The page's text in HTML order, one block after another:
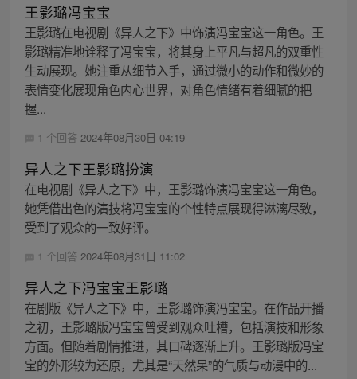
王影璐冯宝宝
王影璐在电视剧《异人之下》中饰演冯宝宝这一角色。王
影璐精准地诠释了冯宝宝，将其身上平凡与超凡的双重性
生动展现。她注重从细节入手，通过微小的动作和微妙的
表情变化展现角色内心世界，对角色情绪有着细腻的把
握...
1 个回答 2024年08月30日 04:19
异人之下王影璐扮演
在电视剧《异人之下》中，王影璐饰演冯宝宝这一角色。
她凭借出色的演技将冯宝宝的个性特点展现得淋漓尽致，
受到了观众的一致好评。
1 个回答 2024年08月31日 11:02
异人之下冯宝宝王影璐
在剧版《异人之下》中，王影璐饰演冯宝宝。在作品开播
之初，王影璐版冯宝宝曾受到观众吐槽，包括演技和形象
方面。但随着剧情推进，其口碑逐渐上升。王影璐版冯宝
宝的外形较为还原，尤其是“天然呆”的气质与动漫中的...